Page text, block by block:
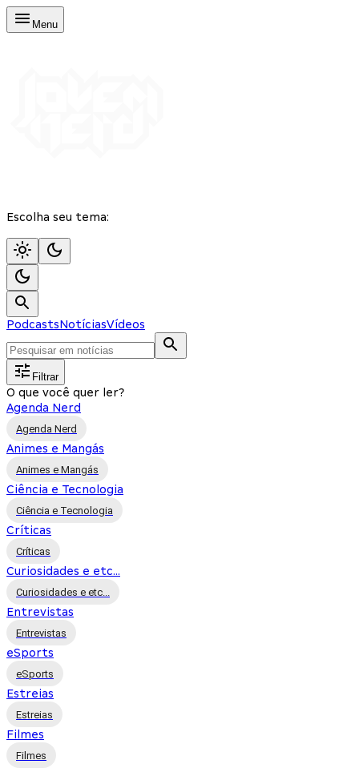
Menu
Escolha seu tema:
PodcastsNotíciasVídeos
Filtrar
O que você quer ler?
Agenda Nerd
Agenda Nerd
Animes e Mangás
Animes e Mangás
Ciência e Tecnologia
Ciência e Tecnologia
Críticas
Críticas
Curiosidades e etc...
Curiosidades e etc...
Entrevistas
Entrevistas
eSports
eSports
Estreias
Estreias
Filmes
Filmes